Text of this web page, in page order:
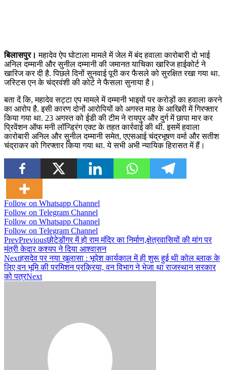
बिलासपुर। महादेव ऐप घोटाला मामले में जेल में बंद हवाला कारोबारी दो भाई
अनिल दम्मानी और सुनील दम्मानी की जमानत याचिका खारिज हाईकोर्ट ने
खारिज कर दी है. पिछले दिनों सुनवाई पूरी कर फैसले को सुरक्षित रखा गया था.
जस्टिस एन के चंद्रवंशी की कोर्ट ने फैसला सुनाया है।
बता दें कि, महादेव सट्टा एप मामले में दम्मानी भाइयों पर करोड़ों का हवाला करने
का आरोप है. इसी कारण दोनों आरोपियों को अगस्त माह के आखिरी में गिरफ्तार
किया गया था. 23 अगस्त को ईडी की टीम ने रायपुर और दुर्ग में छापा मार कर
प्रिवेंशन ऑफ मनी लॉन्ड्रिंग एक्ट के तहत कार्रवाई की थी. इसमें हवाला
कारोबारी अनिल और सुनील दम्मानी समेत, एएसआई चंद्रभूषण वर्मा और सतीश
चंद्राकर को गिरफ्तार किया गया था. ये सभी अभी न्यायिक हिरासत में हैं।
Follow on Whatsapp Channel
Follow on Telegram Channel
Follow on Whatsapp Channel
Follow on Telegram Channel
PrevPreviousछोटेडोंगर में हो राम मंदिर का निर्माण,क्षेत्रवासियों की मांग पर
मंत्री केदार कश्यप ने दिया आश्वासन
Nextहसदेव पर नया खुलासा : भूपेश कार्यकाल में ही शुरू हुई थी कोल ब्लाक के
लिए वन भूमि की परमिशन प्रक्रिया, वन विभाग ने भेजा था राजस्थान सरकार
को पत्रNext